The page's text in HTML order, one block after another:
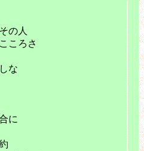
の人
ころさ
な
に